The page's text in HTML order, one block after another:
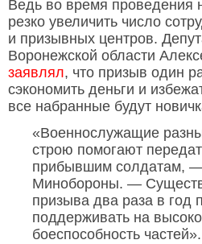
Ведь во время проведения
резко увеличить число
и призывных центров.
Воронежской области
заявлял, что призыв один
сэкономить деньги и
все набранные будут
«Военнослужащие
строю помогают
прибывшим солдатам,
Минобороны. —
призыва два раза в год
поддерживать на
боеспособность частей».